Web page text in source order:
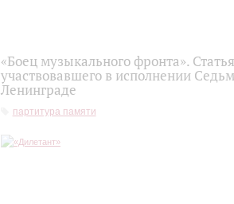
«Боец музыкального фронта».
участвовавшего в исполнении
Ленинграде
партитура памяти